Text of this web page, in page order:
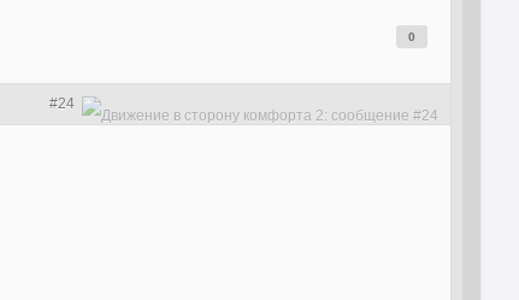
0
#24